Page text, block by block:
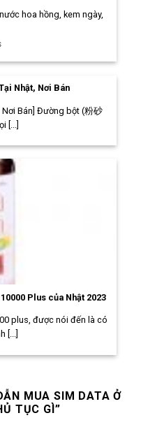
hoa hồng, kem ngày,
Nhật, Nơi Bán
Nơi Bán] Đường bột (粉砂
[...]
Plus của Nhật 2023
plus, được nói đến là có
[...]
MUA SIM DATA Ở
TỤC GÌ ”